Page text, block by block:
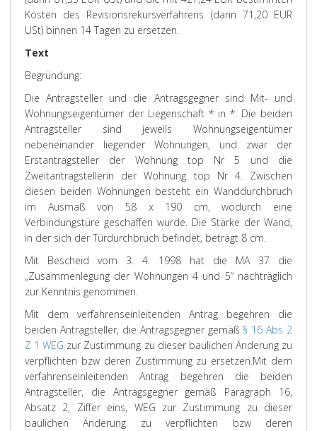
Kosten des Revisionsrekursverfahrens (darin 71,20 EUR
USt) binnen 14 Tagen zu ersetzen.
Text
Begründung:
Die Antragsteller und die Antragsgegner sind Mit- und
Wohnungseigentümer der Liegenschaft * in *. Die beiden
Antragsteller sind jeweils Wohnungseigentümer
nebeneinander liegender Wohnungen, und zwar der
Erstantragsteller der Wohnung top Nr 5 und die
Zweitantragstellerin der Wohnung top Nr 4. Zwischen
diesen beiden Wohnungen besteht ein Wanddurchbruch
im Ausmaß von 58 x 190 cm, wodurch eine
Verbindungstüre geschaffen wurde. Die Stärke der Wand,
in der sich der Türdurchbruch befindet, beträgt 8 cm.
Mit Bescheid vom 3. 4. 1998 hat die MA 37 die
„Zusammenlegung der Wohnungen 4 und 5“ nachträglich
zur Kenntnis genommen.
Mit dem verfahrenseinleitenden Antrag begehren die
beiden Antragsteller, die Antragsgegner gemäß § 16 Abs 2
Z 1 WEG zur Zustimmung zu dieser baulichen Änderung zu
verpflichten bzw deren Zustimmung zu ersetzen.Mit dem
verfahrenseinleitenden Antrag begehren die beiden
Antragsteller, die Antragsgegner gemäß Paragraph 16,
Absatz 2, Ziffer eins, WEG zur Zustimmung zu dieser
baulichen Änderung zu verpflichten bzw deren